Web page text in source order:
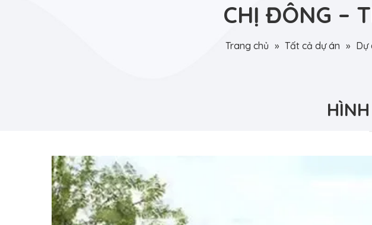
CHỊ ĐÔNG –
Trang chủ » Tất cả dự án » Dự